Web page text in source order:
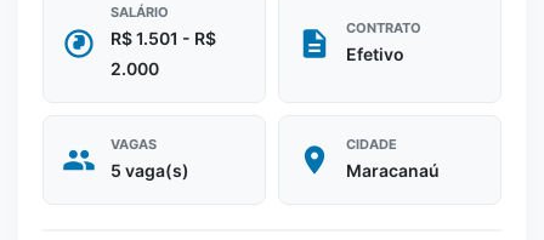
SALÁRIO
R$ 1.501 - R$
2.000
CONTRATO
Efetivo
VAGAS
5 vaga(s)
CIDADE
Maracanaú